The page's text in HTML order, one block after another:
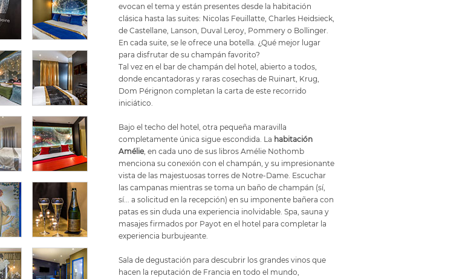
evocan el tema y están presentes desde la habitación
clásica hasta las suites: Nicolas Feuillatte, Charles Heidsieck,
de Castellane, Lanson, Duval Leroy, Pommery o Bollinger.
En cada suite, se le ofrece una botella. ¿Qué mejor lugar
para disfrutar de su champán favorito?
Tal vez en el bar de champán del hotel, abierto a todos,
donde encantadoras y raras cosechas de Ruinart, Krug,
Dom Pérignon completan la carta de este recorrido
iniciático.
Bajo el techo del hotel, otra pequeña maravilla
completamente única sigue escondida. La habitación
Amélie, en cada uno de sus libros Amélie Nothomb
menciona su conexión con el champán, y su impresionante
vista de las majestuosas torres de Notre-Dame. Escuchar
las campanas mientras se toma un baño de champán (sí,
sí... a solicitud en la recepción) en su imponente bañera con
patas es sin duda una experiencia inolvidable. Spa, sauna y
masajes firmados por Payot en el hotel para completar la
experiencia burbujeante.
Sala de degustación para descubrir los grandes vinos que
hacen la reputación de Francia en todo el mundo,